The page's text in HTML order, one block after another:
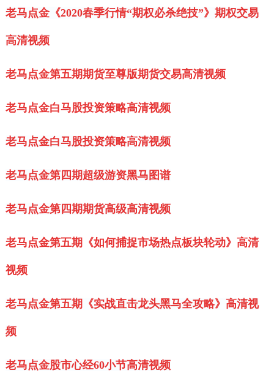
老马点金《2020春季行情“期权必杀绝技”》期权交易
高清视频
老马点金第五期期货至尊版期货交易高清视频
老马点金白马股投资策略高清视频
老马点金白马股投资策略高清视频
老马点金第四期超级游资黑马图谱
老马点金第四期期货高级高清视频
老马点金第五期《如何捕捉市场热点板块轮动》高清
视频
老马点金第五期《实战直击龙头黑马全攻略》高清视
频
老马点金股市心经60小节高清视频